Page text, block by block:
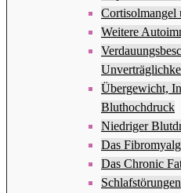
Cortisolmangel
Weitere
Übergewicht,
Bluthochdruck
Niedriger
Das
Das Chronic
Schlafstörungen